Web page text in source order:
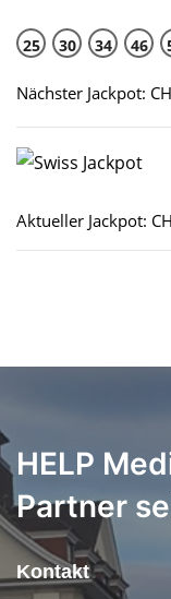
25 30 34 46
Nächster Jackpot:
Aktueller Jackpot:
HELP
Partner
Kontakt